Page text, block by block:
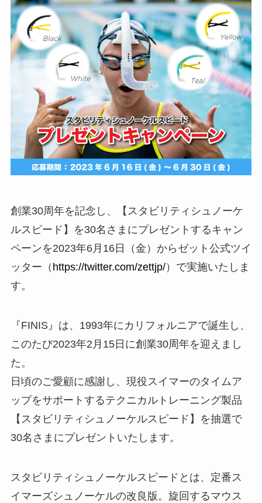
創業30周年を記念し、【スタビリティシュノーケ
ルスピード】を30名さまにプレゼントするキャン
ペーンを2023年6月16日（金）からゼット公式ツイ
ッター（ https://twitter.com/zettjp/）で実施いたしま
す。
『FINIS』は、1993年にカリフォルニアで誕生し、
このたび2023年2月15日に創業30周年を迎えまし
た。
日頃のご愛顧に感謝し、現役スイマーのタイムア
ップをサポートするテクニカルトレーニング製品
【スタビリティシュノーケルスピード】を抽選で
30名さまにプレゼントいたします。
スタビリティシュノーケルスピードとは、定番ス
イマーズシュノーケルの改良版。旋回するマウス